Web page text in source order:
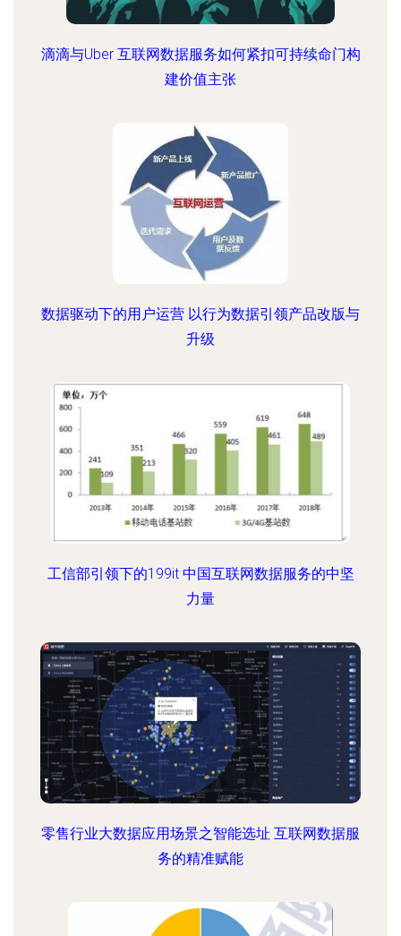
滴滴与Uber 互联网数据服务如何紧扣可持续命门构
建价值主张
数据驱动下的用户运营 以行为数据引领产品改版与
升级
工信部引领下的199it 中国互联网数据服务的中坚
力量
零售行业大数据应用场景之智能选址 互联网数据服
务的精准赋能